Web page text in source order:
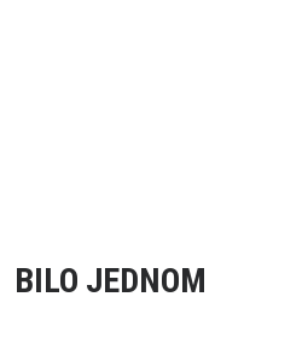
BILO JEDNOM